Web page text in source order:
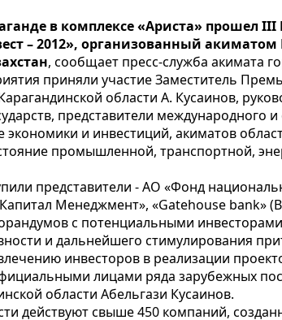
в комплексе «Ариста»
– 2012», организованный
, сообщает пресс-служба акимата
приняли участие Заместитель
области А. Кусаинов,
представители
экономики и инвестиций, акиматов
промышленной, транспортной,
представители - АО «Фонд
Менеджмент», «Gatehouse bank»
с потенциальными инвесторами
и дальнейшего стимулирования
инвесторов в реализации
лицами ряда зарубежных
области Абельгази Кусаинов.
действуют свыше 450 компаний,